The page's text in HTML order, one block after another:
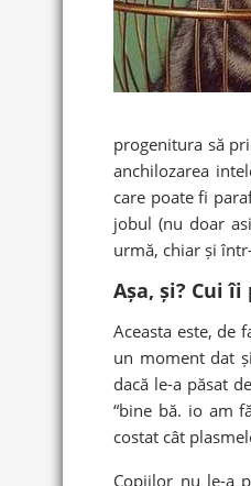
progenitura să
anchilozarea
care poate fi
jobul (nu doar
urmă, chiar și
Așa, și? Cui îi
Aceasta este, de
un moment dat
dacă le-a păsat
“bine bă. io am
costat cât
Copiilor nu le-a